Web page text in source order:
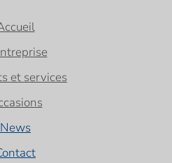
et services
News